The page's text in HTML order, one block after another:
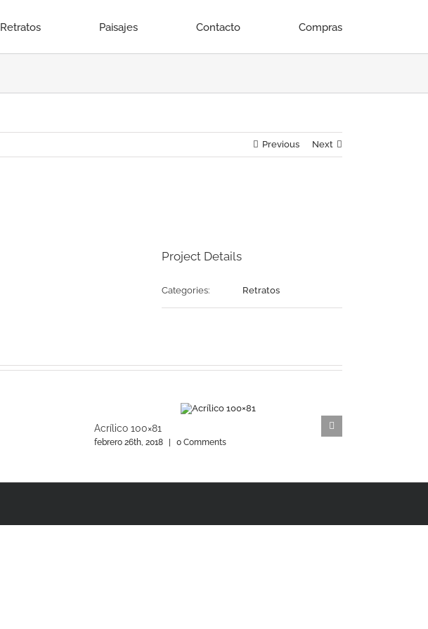
Retratos Paisajes Contacto Compras
Previous Next
Project Details
Categories: Retratos
Acrílico 100×81
febrero 26th, 2018 0 Comments